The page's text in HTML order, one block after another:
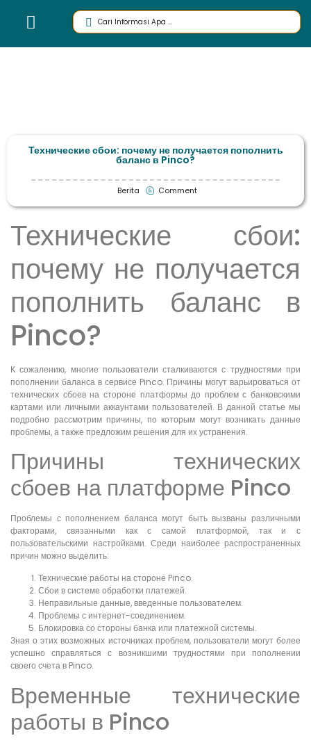
Технические сбои: почему не получается пополнить
баланс в Pinco?
Berita Comment
Технические сбои:
почему не получается
пополнить баланс в
Pinco?
К сожалению, многие пользователи сталкиваются с трудностями при
пополнении баланса в сервисе Pinco. Причины могут варьироваться от
технических сбоев на стороне платформы до проблем с банковскими
картами или личными аккаунтами пользователей. В данной статье мы
подробно рассмотрим причины, по которым могут возникать данные
проблемы, а также предложим решения для их устранения.
Причины технических
сбоев на платформе Pinco
Проблемы с пополнением баланса могут быть вызваны различными
факторами, связанными как с самой платформой, так и с
пользовательскими настройками. Среди наиболее распространенных
причин можно выделить:
Технические работы на стороне Pinco.
Сбои в системе обработки платежей.
Неправильные данные, введенные пользователем.
Проблемы с интернет-соединением.
Блокировка со стороны банка или платежной системы.
Зная о этих возможных источниках проблем, пользователи могут более
успешно справляться с возникшими трудностями при пополнении
своего счета в Pinco.
Временные технические
работы в Pinco